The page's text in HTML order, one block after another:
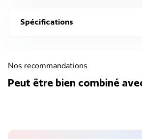
Spécifications
Nos recommandations
Peut être bien combiné